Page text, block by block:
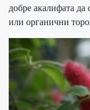
добре акалифата
или органични